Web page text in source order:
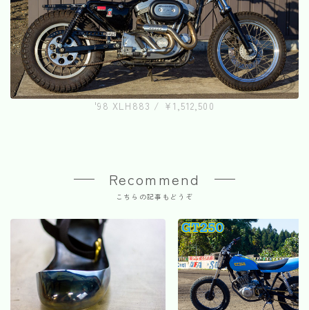
'98 XLH883 / ¥1,512,500
Recommend
こちらの記事もどうぞ